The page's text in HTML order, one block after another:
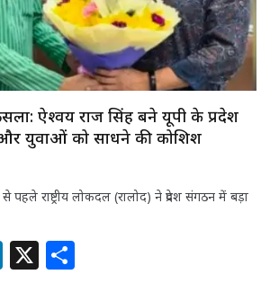
ऐश्वर्य राज सिंह बने यूपी के प्रदेश
और युवाओं को साधने की कोशिश
पहले राष्ट्रीय लोकदल (रालोद) ने प्रदेश संगठन में बड़ा
Li X